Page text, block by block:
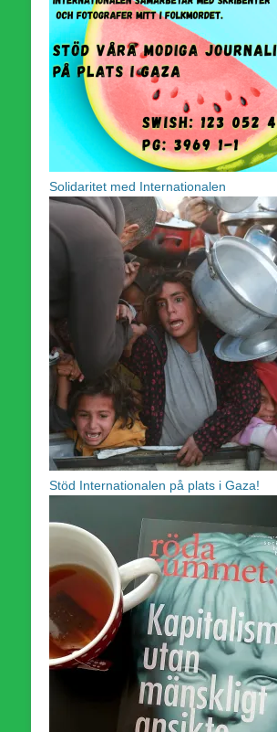
Solidaritet med Internationalen
Stöd Internationalen på plats i Gaza!